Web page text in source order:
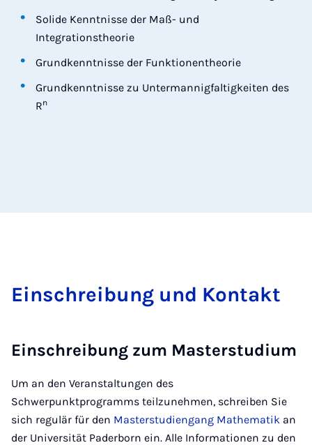
Solide Kenntnisse der Maß- und
Integrationstheorie
Grundkenntnisse der Funktionentheorie
Grundkenntnisse zu Untermannigfaltigkeiten des
Rn
Ein­schrei­bung und Kon­takt
Einschreibung zum Masterstudium
Um an den Veranstaltungen des
Schwerpunktprogramms teilzunehmen, schreiben Sie
sich regulär für den Masterstudiengang Mathematik an
der Universität Paderborn ein. Alle Informationen zu den